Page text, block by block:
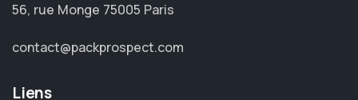
56, rue Monge 75005 Paris
contact@packprospect.com
Liens